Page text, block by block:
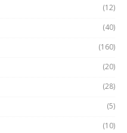
(12)
(40)
(160)
(20)
(28)
(5)
(10)